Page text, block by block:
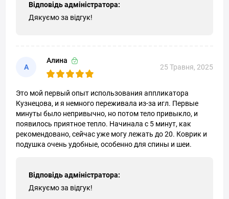
Відповідь адміністратора:
Дякуємо за відгук!
А
Алина
25 Травня, 2025
Это мой первый опыт использования аппликатора
Кузнецова, и я немного переживала из-за игл. Первые
минуты было непривычно, но потом тело привыкло, и
появилось приятное тепло. Начинала с 5 минут, как
рекомендовано, сейчас уже могу лежать до 20. Коврик и
подушка очень удобные, особенно для спины и шеи.
Відповідь адміністратора:
Дякуємо за відгук!